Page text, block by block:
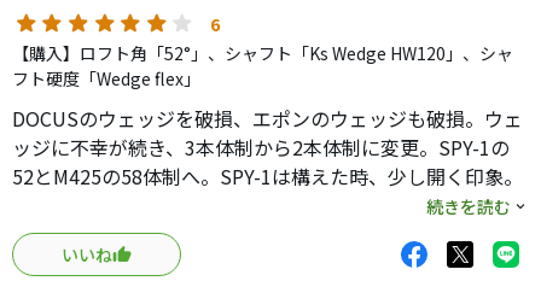
6
【購入】ロフト角「52°」、シャフト「Ks Wedge HW120」、シャ
フト硬度「Wedge flex」
DOCUSのウェッジを破損、エポンのウェッジも破損。ウェ
ッジに不幸が続き、3本体制から2本体制に変更。SPY-1の
52とM425の58体制へ。SPY-1は構えた時、少し開く印象。
最初は左に巻く球が多く、不安になりましたが。慣れてく
れば球は操作し易いし、スピン性能も高い。鏡面仕上げも
カッコいい。
続きを読む
いいね